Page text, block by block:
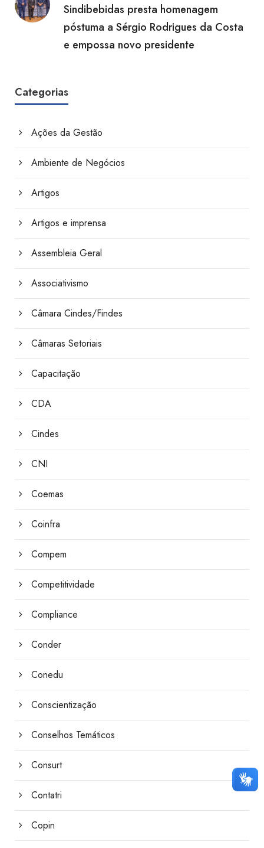
Sindibebidas presta homenagem
póstuma a Sérgio Rodrigues da Costa
e empossa novo presidente
Categorias
Ações da Gestão
Ambiente de Negócios
Artigos
Artigos e imprensa
Assembleia Geral
Associativismo
Câmara Cindes/Findes
Câmaras Setoriais
Capacitação
CDA
Cindes
CNI
Coemas
Coinfra
Compem
Competitividade
Compliance
Conder
Conedu
Conscientização
Conselhos Temáticos
Consurt
Contatri
Copin